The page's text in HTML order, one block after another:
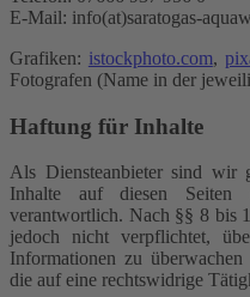
E-Mail: info(at)saratogas-
Grafiken: istockphoto.com,
Fotografen (Name in der
Haftung für Inhalte
Als Diensteanbieter sind
Inhalte auf diesen Seiten
verantwortlich. Nach §§ 8 bis
jedoch nicht verpflichtet,
Informationen zu
die auf eine rechtswidrige